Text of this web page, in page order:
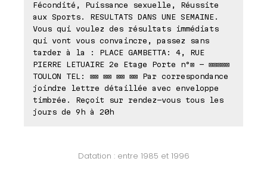
Fécondité, Puissance sexuelle, Réussite
aux Sports. RESULTATS DANS UNE SEMAINE.
Vous qui voulez des résultats immédiats
qui vont vous convaincre, passez sans
tarder à la : PLACE GAMBETTA: 4, RUE
PIERRE LETUAIRE 2e Etage Porte n°⊠ - ⊠⊠⊠⊠⊠
TOULON TEL: ⊠⊠ ⊠⊠ ⊠⊠ ⊠⊠ Par correspondance
joindre lettre détaillée avec enveloppe
timbrée. Reçoit sur rendez-vous tous les
jours de 9h à 20h
Datation : entre 1985 et 1996